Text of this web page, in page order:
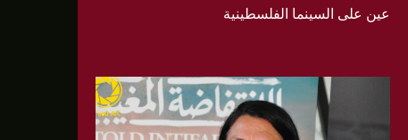
عين على السينما الفلسطينية